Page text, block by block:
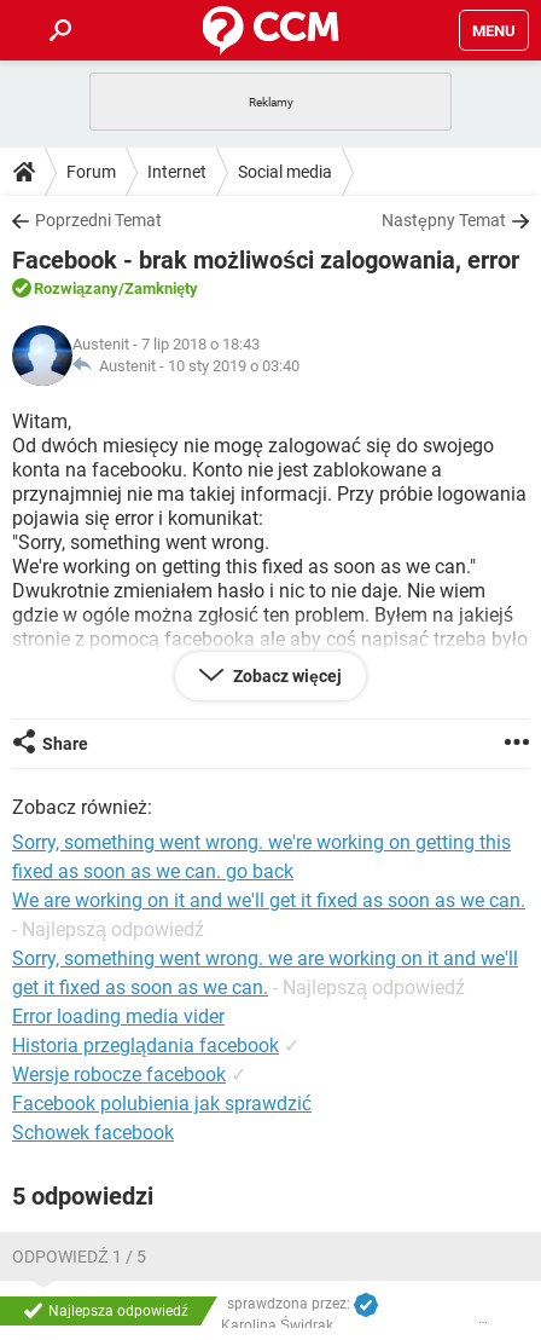
MENU
GRY WHATSAPP
SPOTIFY
INSTAGRAM FACEBOOK
WINDOWS 10
PORADY
PlayStation
SPOTIFY
INSTAGRAM
WINDOWS 10
DO POBRANIA
ANDROID TIKTOK
GRY
IOS
INSTAGRAM
WINDOWS 10
FORUM
COVID-19
GRY WHATSAPP
INSTAGRAM FACEBOOK
WINDOWS 10
ARTYKUŁY
COVID-19
GRY
SPOTIFY NETFLIX
INSTAGRAM FACEBOOK
WINDOWS 10
Forum Internet Social media
Poprzedni Temat Następny Temat
Facebook - brak możliwości zalogowania, error
Rozwiązany/Zamknięty
Austenit - 7 lip 2018 o 18:43
Austenit - 10 sty 2019 o 03:40
Witam,
Od dwóch miesięcy nie mogę zalogować się do swojego
konta na facebooku. Konto nie jest zablokowane a
przynajmniej nie ma takiej informacji. Przy próbie logowania
pojawia się error i komunikat:
"Sorry, something went wrong.
We're working on getting this fixed as soon as we can."
Dwukrotnie zmieniałem hasło i nic to nie daje. Nie wiem
gdzie w ogóle można zgłosić ten problem. Byłem na jakiejś
stronie z pomocą facebooka ale aby coś napisać trzeba było
się zalogować czyli znowu error.
Zobacz więcej
Share
Zobacz również:
Sorry, something went wrong. we're working on getting this
fixed as soon as we can. go back
We are working on it and we'll get it fixed as soon as we can.
- Najlepszą odpowiedź
Sorry, something went wrong. we are working on it and we'll
get it fixed as soon as we can. - Najlepszą odpowiedź
Error loading media vider
Historia przeglądania facebook ✓
Wersje robocze facebook ✓
Facebook polubienia jak sprawdzić
Schowek facebook
5 odpowiedzi
ODPOWIEDŹ 1 / 5
Najlepsza odpowiedź
sprawdzona przez:
Karolina Świdrak